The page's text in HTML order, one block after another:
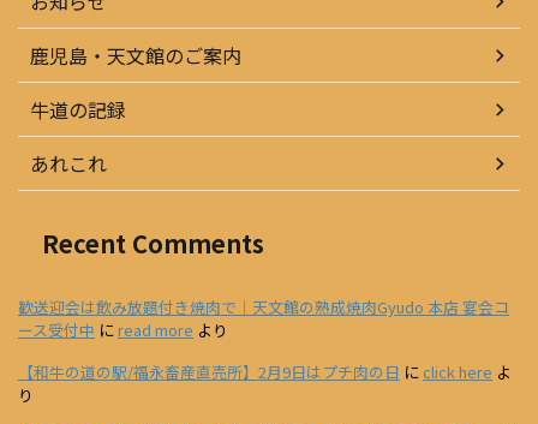
鹿児島・天文館のご案内
牛道の記録
あれこれ
Recent Comments
歓送迎会は飲み放題付き焼肉で｜天文館の熟成焼肉Gyudo 本店 宴会コ
ース受付中 にread more より
【和牛の道の駅/福永畜産直売所】2月9日はプチ肉の日 にclick here よ
り